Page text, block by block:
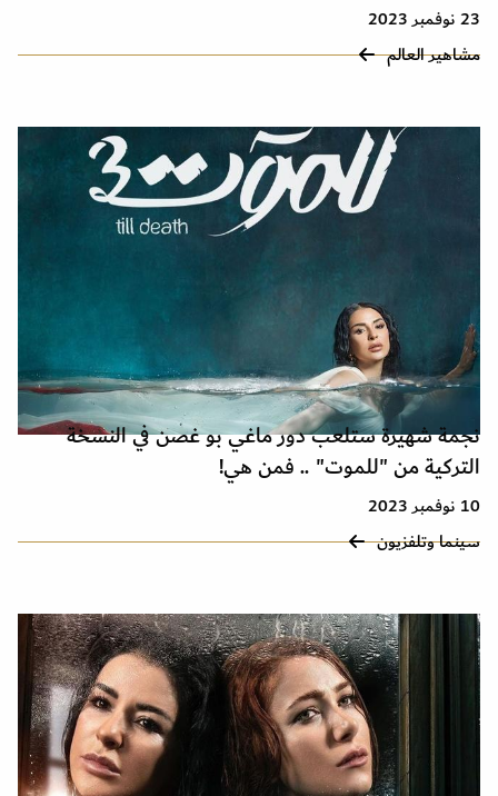
23 نوفمبر 2023
مشاهير العالم
نجمة شهيرة ستلعب دور ماغي بو غصن في النسخة
التركية من "للموت" .. فمن هي!
10 نوفمبر 2023
سينما وتلفزيون